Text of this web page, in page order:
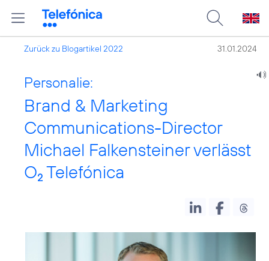
Zurück zu Blogartikel 2022 31.01.2024
Personalie:
Brand & Marketing
Communications-Director
Michael Falkensteiner verlässt
O2 Telefónica